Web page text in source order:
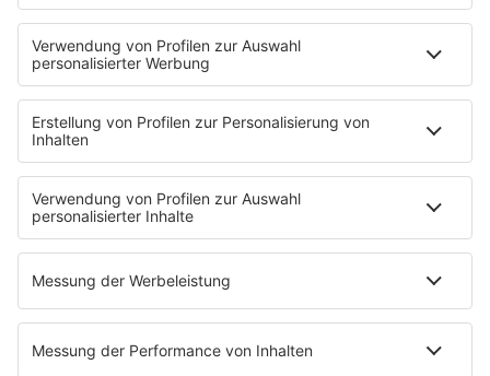
90s90s DE:CODED
Musik
News
HITstory
Was macht eigentlich?
Listing
Back to the 90s
Mitmachen
Aktionen & Events
90s90s Countdown